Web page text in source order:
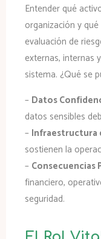
Entender qué
organización y
evaluación de
externas, internas
sistema. ¿Qué se
– Datos
datos sensibles
– Infraestructura
sostienen la
– Consecuencias
financiero,
seguridad.